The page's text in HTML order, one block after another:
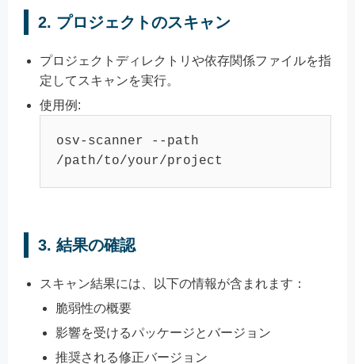
2. プロジェクトのスキャン
プロジェクトディレクトリや依存関係ファイルを指
定してスキャンを実行。
使用例:
osv-scanner --path
/path/to/your/project
3. 結果の確認
スキャン結果には、以下の情報が含まれます：
脆弱性の概要
影響を受けるパッケージとバージョン
推奨される修正バージョン